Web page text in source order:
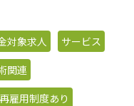
対象求人
サービス
関連
再雇用制度あり